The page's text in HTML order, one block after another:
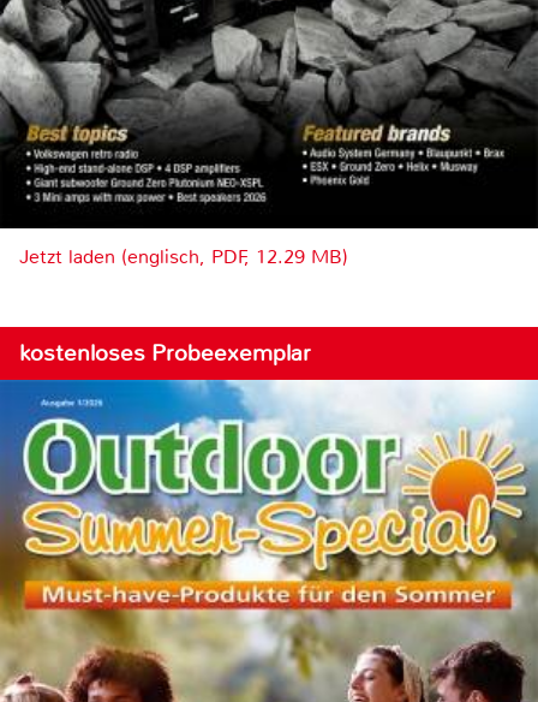
Jetzt laden (englisch, PDF, 12.29 MB)
kostenloses Probeexemplar